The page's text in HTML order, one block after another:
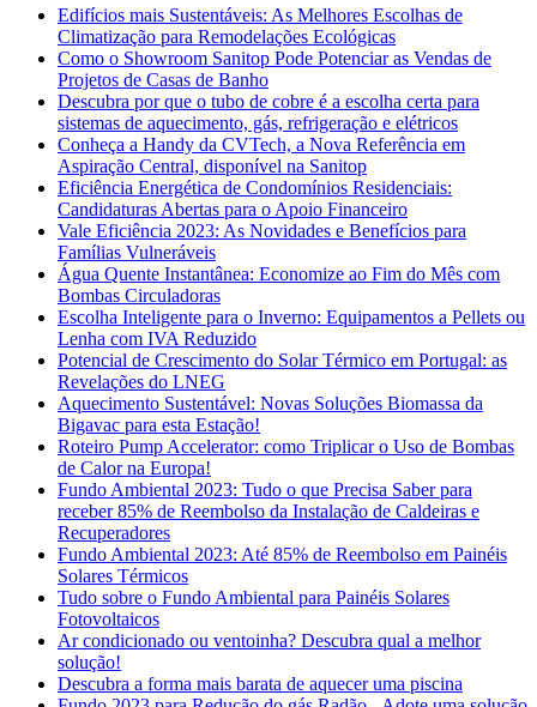
Edifícios mais Sustentáveis: As Melhores Escolhas de
Climatização para Remodelações Ecológicas
Como o Showroom Sanitop Pode Potenciar as Vendas de
Projetos de Casas de Banho
Descubra por que o tubo de cobre é a escolha certa para
sistemas de aquecimento, gás, refrigeração e elétricos
Conheça a Handy da CVTech, a Nova Referência em
Aspiração Central, disponível na Sanitop
Eficiência Energética de Condomínios Residenciais:
Candidaturas Abertas para o Apoio Financeiro
Vale Eficiência 2023: As Novidades e Benefícios para
Famílias Vulneráveis
Água Quente Instantânea: Economize ao Fim do Mês com
Bombas Circuladoras
Escolha Inteligente para o Inverno: Equipamentos a Pellets ou
Lenha com IVA Reduzido
Potencial de Crescimento do Solar Térmico em Portugal: as
Revelações do LNEG
Aquecimento Sustentável: Novas Soluções Biomassa da
Bigavac para esta Estação!
Roteiro Pump Accelerator: como Triplicar o Uso de Bombas
de Calor na Europa!
Fundo Ambiental 2023: Tudo o que Precisa Saber para
receber 85% de Reembolso da Instalação de Caldeiras e
Recuperadores
Fundo Ambiental 2023: Até 85% de Reembolso em Painéis
Solares Térmicos
Tudo sobre o Fundo Ambiental para Painéis Solares
Fotovoltaicos
Ar condicionado ou ventoinha? Descubra qual a melhor
solução!
Descubra a forma mais barata de aquecer uma piscina